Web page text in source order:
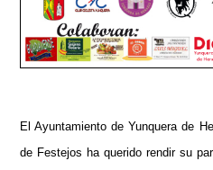
El Ayuntamiento de Yunquera de
de Festejos ha querido rendir su